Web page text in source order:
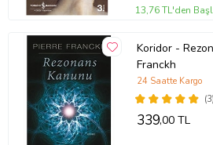
13,76 TL'den
Koridor -
Franckh
(3)
24 Saatte Kargo
339,00 TL